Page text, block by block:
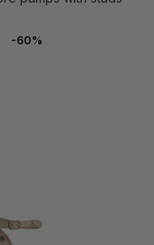
-60%